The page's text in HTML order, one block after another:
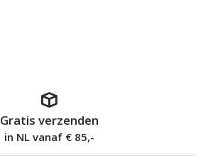
Gratis verzenden
in NL vanaf € 85,-